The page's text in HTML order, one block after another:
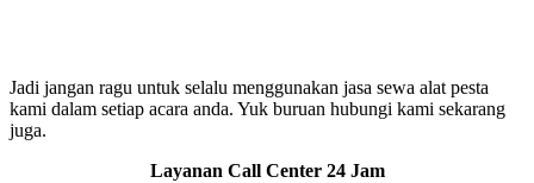
Jadi jangan ragu untuk selalu menggunakan jasa sewa alat pesta
kami dalam setiap acara anda. Yuk buruan hubungi kami sekarang
juga.
Layanan Call Center 24 Jam